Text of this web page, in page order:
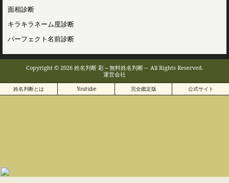
面相診断
キラキラネーム度診断
パーフェクト名前診断
Copyright © 2026 姓名判断 彩～無料姓名判断～ All Rights Reserved.
運営会社
姓名判断とは Youtube 完全鑑定版 公式サイト